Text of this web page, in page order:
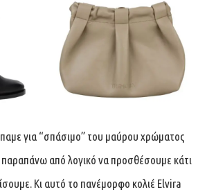
για “σπάσιμο” του μαύρου χρώματος
από λογικό να προσθέσουμε κάτι
Κι αυτό το πανέμορφο κολιέ Elvira